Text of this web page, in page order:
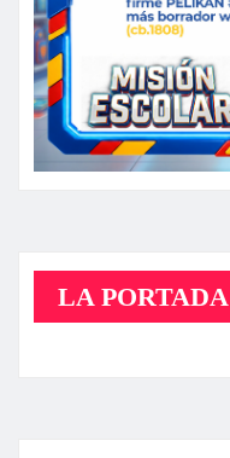
LA PORTADA